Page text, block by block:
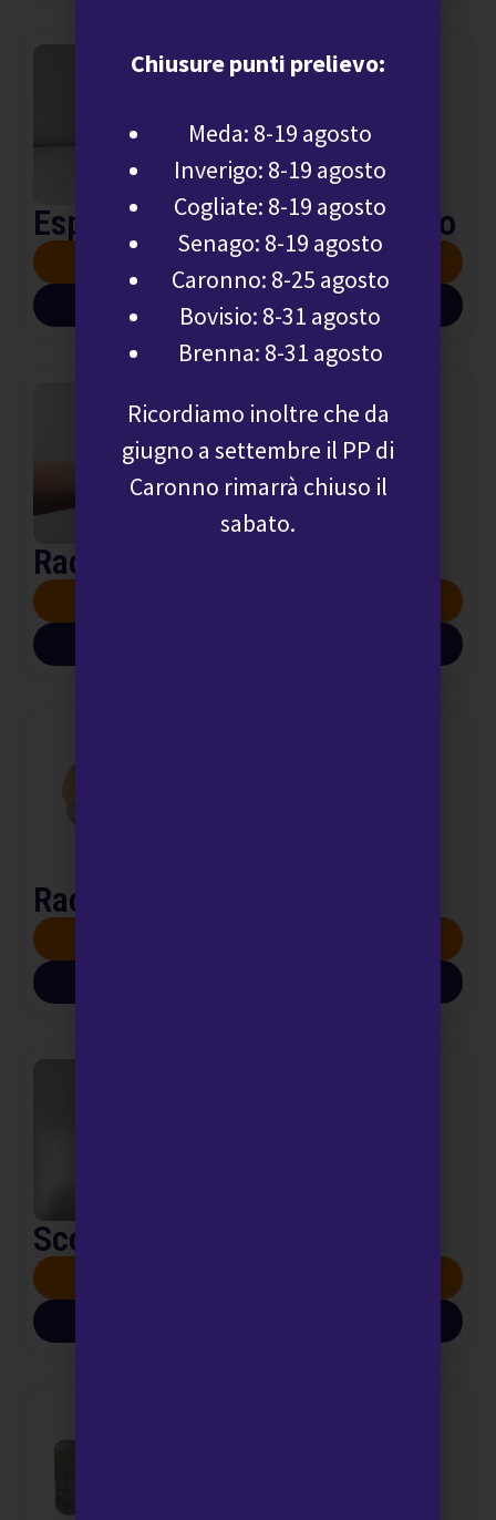
Espettorato: esame citologico
SCOPRI DI PIÙ
SCARICA INFO PDF
Raccolta liquido seminale
Raccolta urine 24 ore
Scotch test – ricerca ossiuri
Chiusure punti prelievo:
Meda: 8-19 agosto
Inverigo: 8-19 agosto
Cogliate: 8-19 agosto
Senago: 8-19 agosto
Caronno: 8-25 agosto
Bovisio: 8-31 agosto
Brenna: 8-31 agosto
Ricordiamo inoltre che da
giugno a settembre il PP di
Caronno rimarrà chiuso il
sabato.